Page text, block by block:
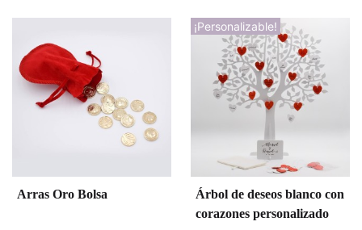
Arras Oro Bolsa
¡Personalizable!
Árbol de deseos blanco con
corazones personalizado